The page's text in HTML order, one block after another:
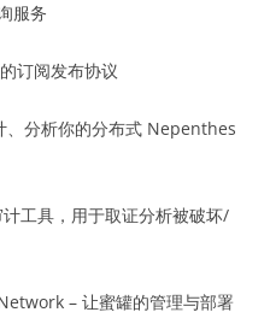
服务
订阅发布协议
、分析你的分布式 Nepenthes
工具，用于取证分析被破坏/
– 让蜜罐的管理与部署